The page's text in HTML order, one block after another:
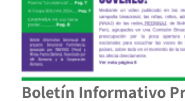
Boletín Informativo